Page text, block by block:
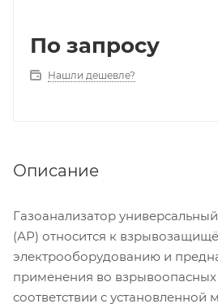
По запросу
Нашли дешевле?
Описание
Газоанализатор
(АР) относится к
электрооборудованию и
применения во взрывоопасных
соответствии с установленной